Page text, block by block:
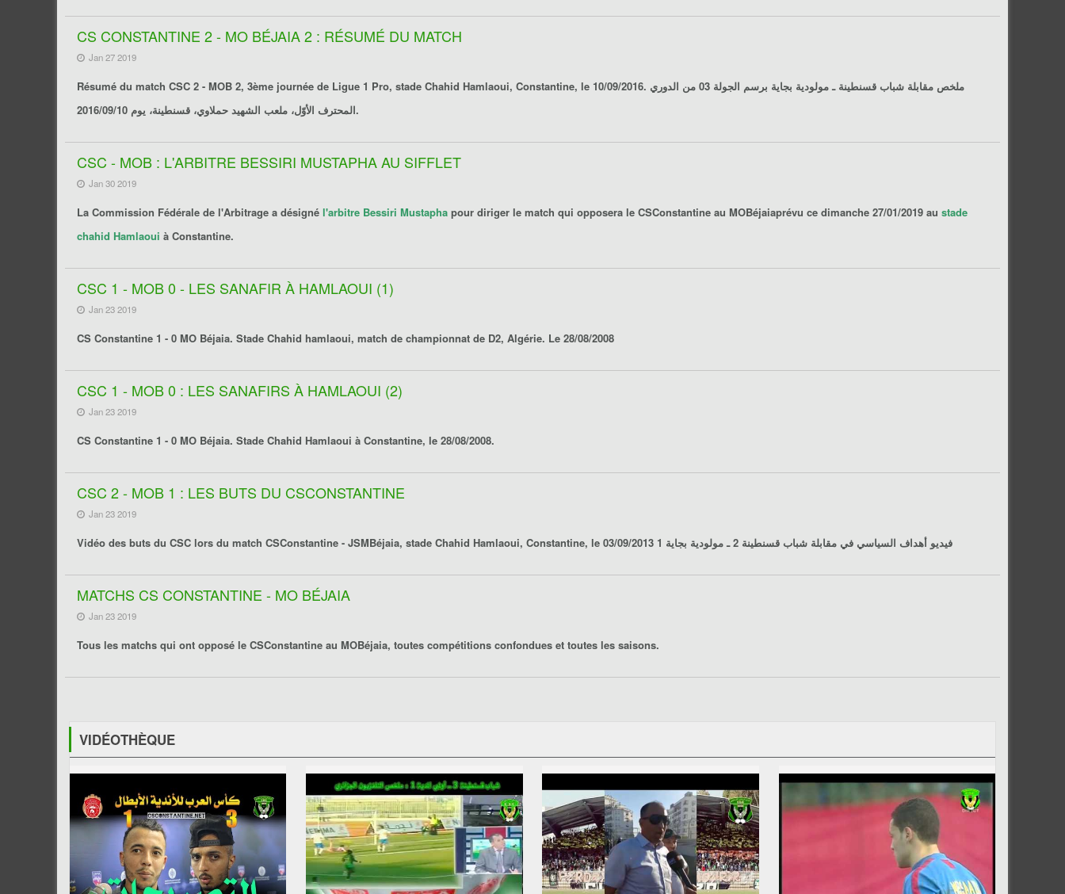
CS CONSTANTINE 2 - MO BÉJAIA 2 : RÉSUMÉ DU MATCH
Jan 27 2019
Résumé du match CSC 2 - MOB 2, 3ème journée de Ligue 1 Pro, stade Chahid Hamlaoui, Constantine, le 10/09/2016. ملخص مقابلة شباب قسنطينة ـ مولودية بجاية برسم الجولة 03 من الدوري
المحترف الأوّل، ملعب الشهيد حملاوي، قسنطينة، يوم 2016/09/10.
CSC - MOB : L'ARBITRE BESSIRI MUSTAPHA AU SIFFLET
Jan 30 2019
La Commission Fédérale de l'Arbitrage a désigné l'arbitre Bessiri Mustapha pour diriger le match qui opposera le CSConstantine au MOBéjaiaprévu ce dimanche 27/01/2019 au stade
chahid Hamlaoui à Constantine.
CSC 1 - MOB 0 - LES SANAFIR À HAMLAOUI (1)
Jan 23 2019
CS Constantine 1 - 0 MO Béjaia. Stade Chahid hamlaoui, match de championnat de D2, Algérie. Le 28/08/2008
CSC 1 - MOB 0 : LES SANAFIRS À HAMLAOUI (2)
Jan 23 2019
CS Constantine 1 - 0 MO Béjaia. Stade Chahid Hamlaoui à Constantine, le 28/08/2008.
CSC 2 - MOB 1 : LES BUTS DU CSCONSTANTINE
Jan 23 2019
Vidéo des buts du CSC lors du match CSConstantine - JSMBéjaia , stade Chahid Hamlaoui, Constantine, le 03/09/2013 فيديو أهداف السياسي في مقابلة شباب قسنطينة 2 ـ مولودية بجاية 1
MATCHS CS CONSTANTINE - MO BÉJAIA
Jan 23 2019
Tous les matchs qui ont opposé le CSConstantine au MOBéjaia, toutes compétitions confondues et toutes les saisons.
VIDÉOTHÈQUE